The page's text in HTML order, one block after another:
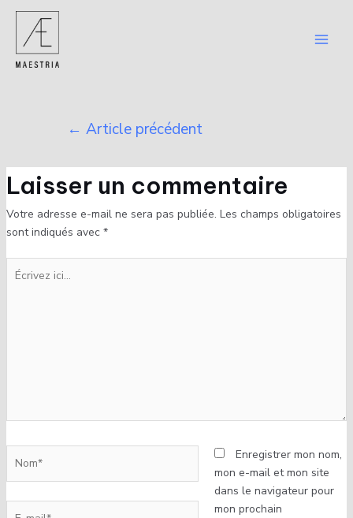
← Article précédent
Laisser un commentaire
Votre adresse e-mail ne sera pas publiée. Les champs obligatoires
sont indiqués avec *
Enregistrer mon nom,
mon e-mail et mon site
dans le navigateur pour
mon prochain